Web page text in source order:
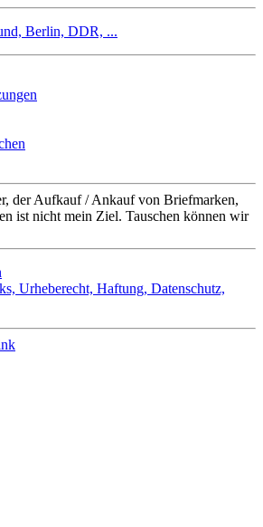
Berlin, DDR, ...
der Aufkauf / Ankauf von Briefmarken,
ist nicht mein Ziel. Tauschen können wir
Urheberecht, Haftung, Datenschutz,